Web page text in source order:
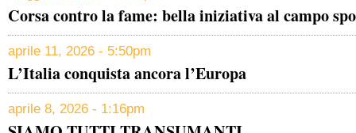
Corsa contro la fame: bella iniziativa al campo
aprile 11, 2026 - 5:50pm
L’Italia conquista ancora l’Europa
aprile 8, 2026 - 1:16pm